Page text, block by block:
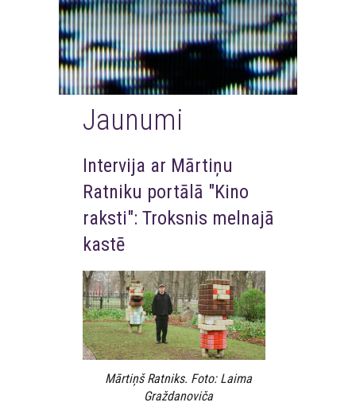
Jaunumi
Intervija ar Mārtiņu
Ratniku portālā "Kino
raksti": Troksnis melnajā
kastē
Mārtiņš Ratniks. Foto: Laima
Graždanoviča